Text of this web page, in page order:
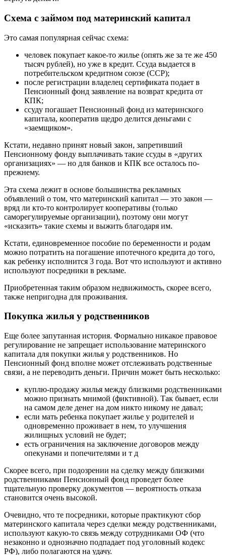
Схема с займом под материнский капитал
Это самая популярная сейчас схема:
человек покупает какое-то жилье (опять же за те же 450
тысяч рублей), но уже в кредит. Ссуда ​​выдается в
потребительском кредитном союзе (CCP);
после регистрации владелец сертификата подает в
Пенсионный фонд заявление на возврат кредита от
КПК;
ссуду погашает Пенсионный фонд из материнского
капитала, кооператив щедро делится деньгами с
«заемщиком».
Кстати, недавно принят новый закон, запретивший
Пенсионному фонду выплачивать такие ссуды в «других
организациях» — но для банков и КПК все осталось по-
прежнему.
Эта схема лежит в основе большинства рекламных
объявлений о том, что материнский капитал — это закон —
вряд ли кто-то контролирует кооперативы (только
саморегулируемые организации), поэтому они могут
«исказить» такие схемы и выжить благодаря им.
Кстати, единовременное пособие по беременности и родам
можно потратить на погашение ипотечного кредита до того,
как ребенку исполнится 3 года. Вот что используют и активно
используют посредники в рекламе.
Приобретенная таким образом недвижимость, скорее всего,
также непригодна для проживания.
Покупка жилья у родственников
Еще более запутанная история. Формально никакое правовое
регулирование не запрещает использование материнского
капитала для покупки жилья у родственников. Но
Пенсионный фонд вполне может отслеживать родственные
связи, а не переводить деньги. Причин может быть несколько:
куплю-продажу жилья между близкими родственниками
можно признать мнимой (фиктивной). Так бывает, если
на самом деле денег на дом никто никому не давал;
если мать ребенка покупает жилье у родителей и
одновременно проживает в нем, то улучшения
жилищных условий не будет;
есть ограничения на заключение договоров между
опекунами и попечителями и т д
Скорее всего, при подозрении на сделку между близкими
родственниками Пенсионный фонд проведет более
тщательную проверку документов — вероятность отказа
становится очень высокой.
Очевидно, что те посредники, которые практикуют сбор
материнского капитала через сделки между родственниками,
используют какую-то связь между сотрудниками ОФ (что
незаконно и однозначно подпадает под уголовный кодекс
РФ), либо полагаются на удачу.